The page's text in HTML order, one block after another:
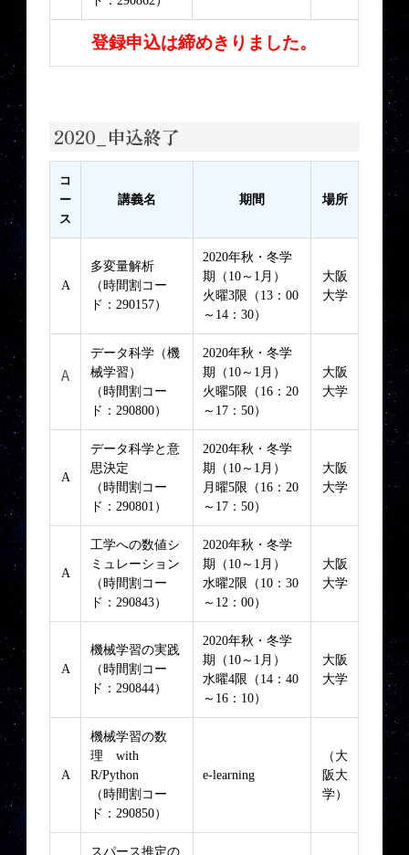
登録申込は締めきりました。
2020_申込終了
コ
ー
ス
講義名 期間 場所
A
多変量解析
（時間割コー
ド：290157）
2020年秋・冬学
期（10～1月）
火曜3限（13：00
～14：30）
大阪
大学
A
データ科学（機
械学習）
（時間割コー
ド：290800）
2020年秋・冬学
期（10～1月）
火曜5限（16：20
～17：50）
大阪
大学
A
データ科学と意
思決定
（時間割コー
ド：290801）
2020年秋・冬学
期（10～1月）
月曜5限（16：20
～17：50）
大阪
大学
A
工学への数値シ
ミュレーション
（時間割コー
ド：290843）
2020年秋・冬学
期（10～1月）
水曜2限（10：30
～12：00）
大阪
大学
A
機械学習の実践
（時間割コー
ド：290844）
2020年秋・冬学
期（10～1月）
水曜4限（14：40
～16：10）
大阪
大学
A
機械学習の数
理 with
R/Python
（時間割コー
ド：290850）
e-learning
（大
阪大
学）
スパース推定の